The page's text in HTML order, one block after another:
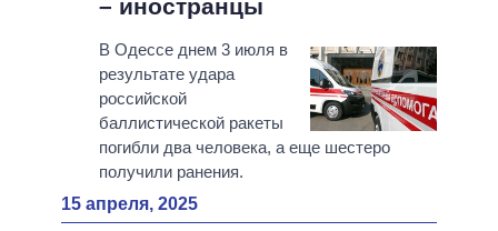
– иностранцы
В Одессе днем ​​3 июля в
результате удара
российской
баллистической ракеты
погибли два человека, а еще шестеро
получили ранения.
15 апреля, 2025